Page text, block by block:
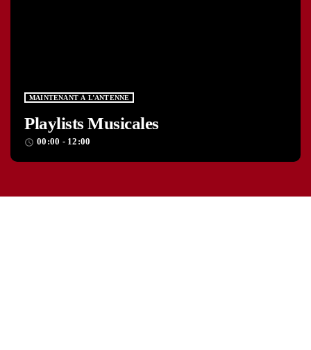
MAINTENANT À L’ANTENNE
Playlists Musicales
access_time 00:00 - 12:00